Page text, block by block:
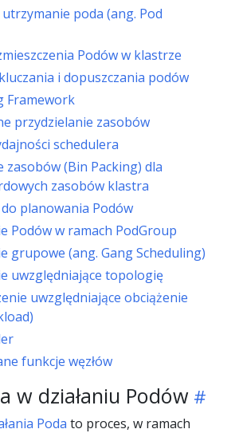
poda (ang. Pod
Podów w klastrze
i dopuszczania podów
Framework
przydzielanie zasobów
schedulera
zasobów (Bin Packing) dla
zasobów klastra
planowania Podów
Podów w ramach PodGroup
grupowe (ang. Gang Scheduling)
uwzględniające topologię
uwzględniające obciążenie
funkcje węzłów
w działaniu Podów
Poda to proces, w ramach